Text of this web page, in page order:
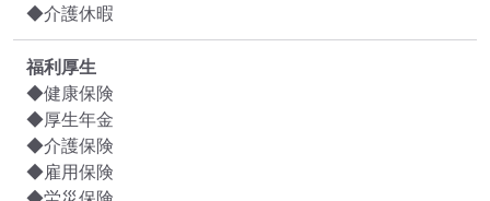
◆介護休暇
福利厚生
◆健康保険
◆厚生年金
◆介護保険
◆雇用保険